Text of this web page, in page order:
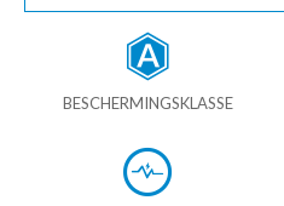
BESCHERMINGSKLASSE